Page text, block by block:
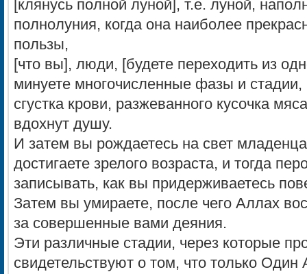
[клянусь полной луной], т.е. луной,
полнолуния, когда она наиболее
пользы,
[что вы], люди, [будете переходить из
минуете многочисленные фазы и
сгустка крови, разжеванного кусочка
вдохнут душу.
И затем вы рождаетесь на свет
достигаете зрелого возраста, и тогда
записывать, как вы придерживаетесь
Затем вы умираете, после чего Аллах
за совершенные вами деяния.
Эти различные стадии, через которые
свидетельствуют о том, что только